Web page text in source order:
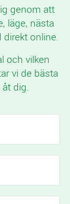
genom att
läge, nästa
online.
och vilken
vi de bästa
dig.